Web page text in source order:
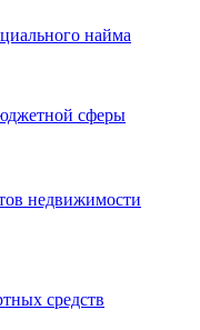
найма
сферы
недвижимости
средств